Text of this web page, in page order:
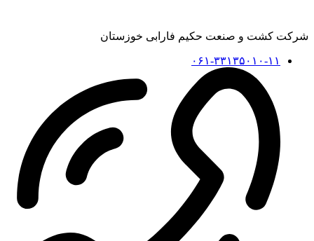
شرکت کشت و صنعت حکیم فارابی خوزستان
۰۶۱-۳۳۱۳۵۰۱۰-۱۱